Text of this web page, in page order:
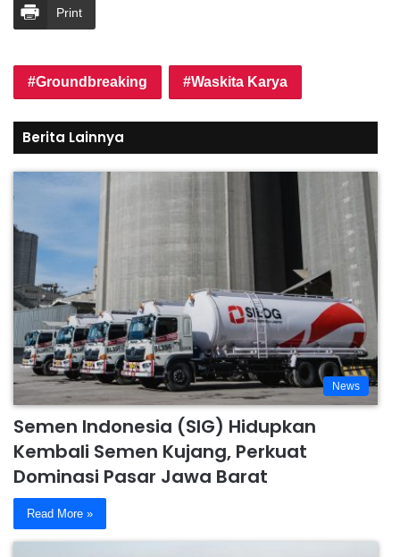
Print
Groundbreaking Waskita Karya
Berita Lainnya
News
Semen Indonesia (SIG) Hidupkan
Kembali Semen Kujang, Perkuat
Dominasi Pasar Jawa Barat
Read More »